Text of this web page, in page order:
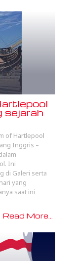
sejarah
of Hartlepool
Inggris –
Ini
di Galeri serta
yang
saat ini
Read More...